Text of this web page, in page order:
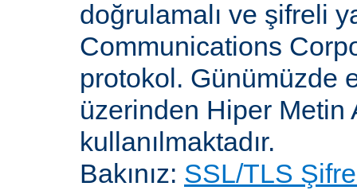
doğrulamalı ve şifreli
Communications
protokol. Günümüzde
üzerinden Hiper Metin
kullanılmaktadır.
Bakınız: SSL/TLS